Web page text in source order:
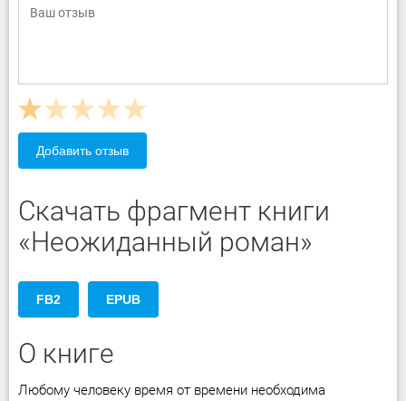
Добавить отзыв
Скачать фрагмент книги
«Неожиданный роман»
FB2 EPUB
О книге
Любому человеку время от времени необходима